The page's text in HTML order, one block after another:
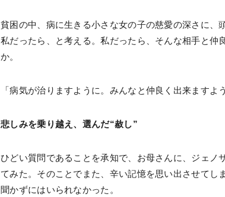
貧困の中、病に生きる小さな女の子の慈愛の深さに、
私だったら、と考える。私だったら、そんな相手と仲
か。
「病気が治りますように。みんなと仲良く出来ますよ
悲しみを乗り越え、選んだ“赦し”
ひどい質問であることを承知で、お母さんに、ジェノ
てみた。そのことでまた、辛い記憶を思い出させてし
聞かずにはいられなかった。